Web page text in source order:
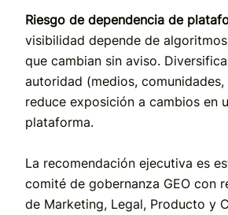
Riesgo de dependencia de
visibilidad depende de
que cambian sin aviso.
autoridad (medios,
reduce exposición a cambios en
plataforma.
La recomendación ejecutiva es
comité de gobernanza GEO con
de Marketing, Legal, Producto y